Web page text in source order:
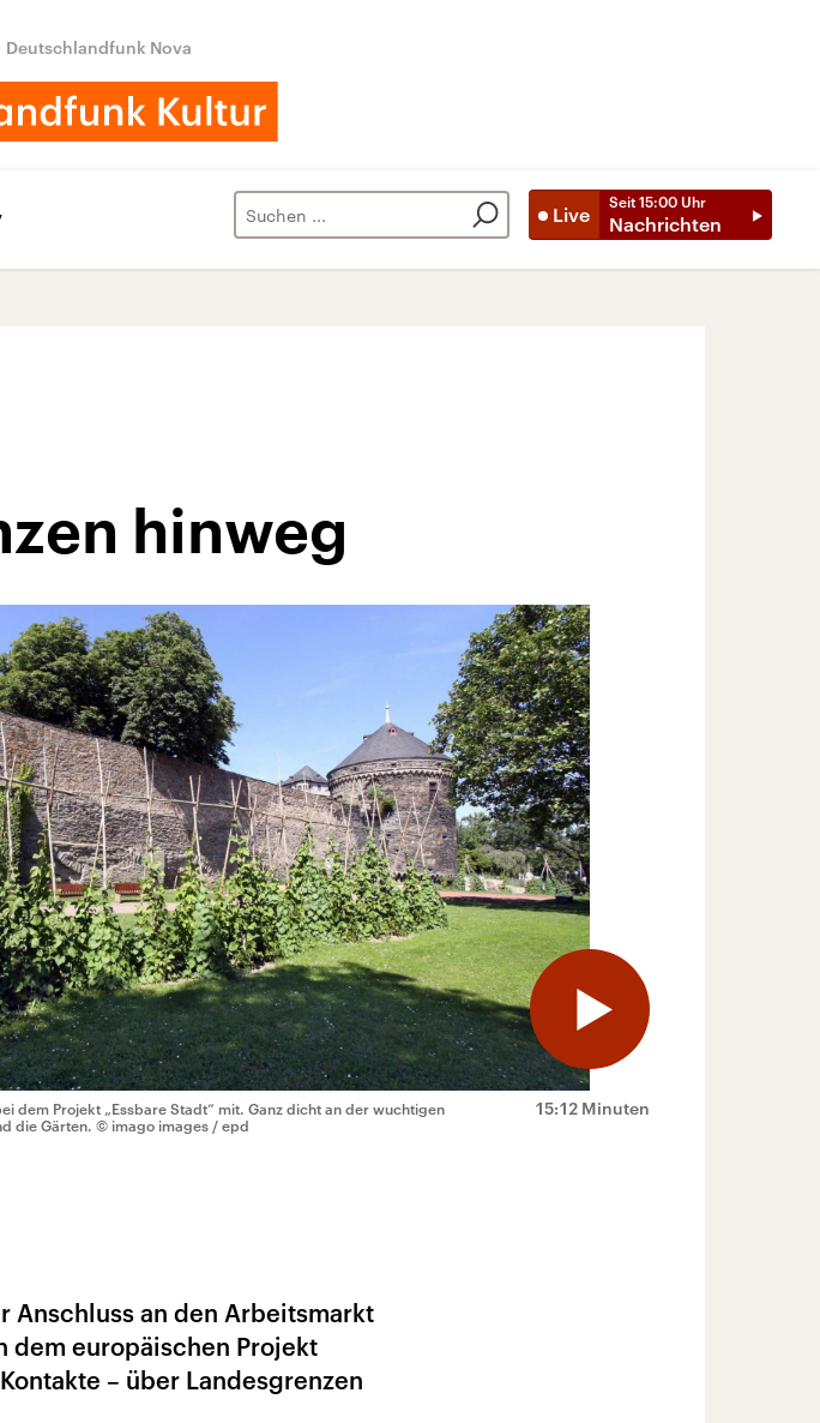
Deutschlandfunk Nova
Live
Seit 15:00 Uhr
Nachrichten
hinweg
15:12 Minuten
dem Projekt „Essbare Stadt“ mit. Ganz dicht an der wuchtigen
die Gärten. © imago images / epd
Anschluss an den Arbeitsmarkt
dem europäischen Projekt
– über Landesgrenzen